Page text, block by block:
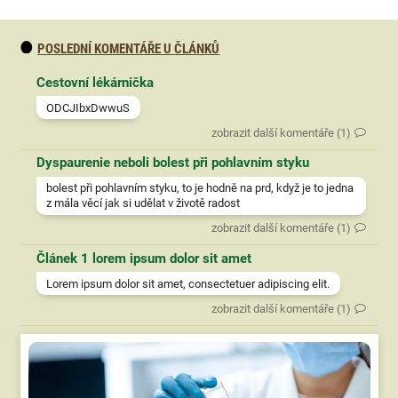
POSLEDNÍ KOMENTÁŘE U ČLÁNKŮ
Cestovní lékárnička
ODCJIbxDwwuS
zobrazit další komentáře (1)
Dyspaurenie neboli bolest při pohlavním styku
bolest při pohlavním styku, to je hodně na prd, když je to jedna
z mála věcí jak si udělat v životě radost
zobrazit další komentáře (1)
Článek 1 lorem ipsum dolor sit amet
Lorem ipsum dolor sit amet, consectetuer adipiscing elit.
zobrazit další komentáře (1)